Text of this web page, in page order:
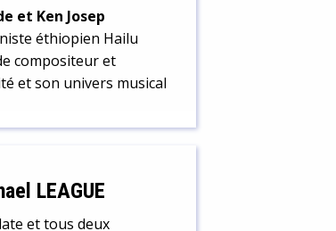
et Ken Josep
éthiopien Hailu
compositeur et
et son univers musical
LEAGUE
et tous deux